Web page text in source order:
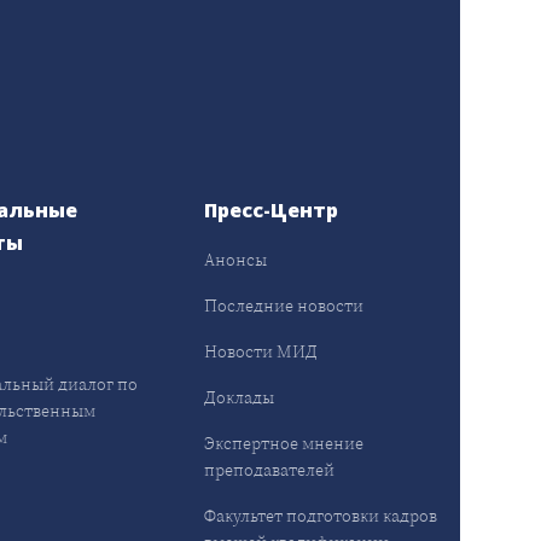
диалог по
Пресс-Центр
Анонсы
Последние новости
Новости МИД
Доклады
Экспертное мнение
преподавателей
Факультет подготовки кадров